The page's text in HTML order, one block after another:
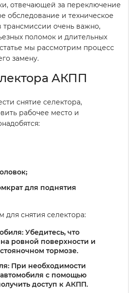
отвечающей за переключение
обследование и техническое
трансмиссии очень важно,
поломок и длительных
мы рассмотрим процесс
замену.
АКПП
снятие селектора,
рабочее место и
для поднятия
для снятия селектора:
Убедитесь, что
ровной поверхности и
тормозе.
При необходимости
с помощью
доступ к АКПП.